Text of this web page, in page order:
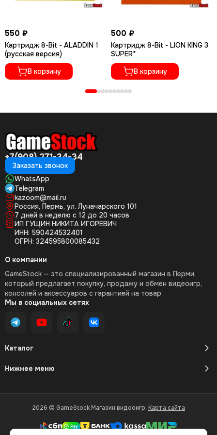
25. Contra Force
26. Final Mission
30. Super Mario 3
31. Dr.Mario
32. Mario Bros
33. Nekketsu Dodgeball Bu
34. Densetsu
35. Downtown
36. Dunk Heroes
37. Nekketsu Hockey
38. Zenin Shuugou
39. Nekketsu Monogatari
45. Ninja Crusaders
550 ₽
Картридж 8-Bit - ALADDIN 1
(русская версия)
В корзину
500 ₽
Картридж 8-Bit - LION KING 3
SUPER*
В корзину
+7(908) 271-34-34
Заказать звонок
WhatsApp
Telegram
kazoom@mail.ru
Россия, Пермь, ул. Луначарского 101
7 дней в неделю с 12 до 20 часов
ИП ГУЩИН НИКИТА ИГОРЕВИЧ
ИНН: 590424532401
ОГРН: 324595800085432
Каталог
Нижнее меню
О компании
GameStock — это специализированный магазин в Перми,
который предлагает покупку, продажу и обмен видеоигр,
консолей и аксессуаров с гарантией на товар
Мы в социальных сетях
2026 © GameStock Магазин видеоигр. Карта сайта